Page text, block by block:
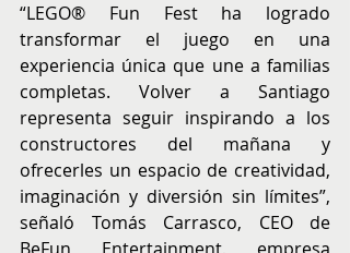
“LEGO® Fun Fest ha logrado
transformar el juego en una
experiencia única que une a familias
completas. Volver a Santiago
representa seguir inspirando a los
constructores del mañana y
ofrecerles un espacio de creatividad,
imaginación y diversión sin límites”,
señaló Tomás Carrasco, CEO de